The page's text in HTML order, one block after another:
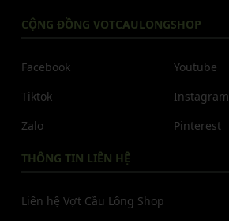
CỘNG ĐỒNG VOTCAULONGSHOP
Facebook
Tiktok
Zalo
Youtube
Instagram
Pinterest
THÔNG TIN LIÊN HỆ
Liên hệ Vợt Cầu Lông Shop